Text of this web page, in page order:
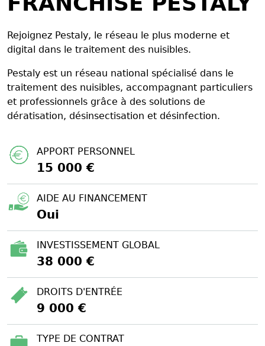
Rejoignez Pestaly, le réseau le plus moderne et
digital dans le traitement des nuisibles.
Pestaly est un réseau national spécialisé dans le
traitement des nuisibles, accompagnant particuliers
et professionnels grâce à des solutions de
dératisation, désinsectisation et désinfection.
APPORT PERSONNEL
15 000 €
AIDE AU FINANCEMENT
Oui
INVESTISSEMENT GLOBAL
38 000 €
DROITS D'ENTRÉE
9 000 €
TYPE DE CONTRAT